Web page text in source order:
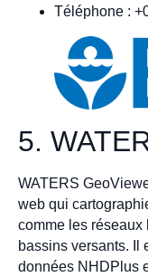
Téléphone :
5.
WATERS
web qui
comme les
bassins versants. Il
données NHDPlus